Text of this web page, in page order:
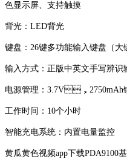
色显示屏、支持触摸
背光：LED背光
键盘：26键多功能输入键盘（大
输入方式：正版中英文手写辨识
电源管理：3.7V，
工作时间：10个小时
智能充电系统：内置电量监控
黄瓜黄色视频app下载PDA9100